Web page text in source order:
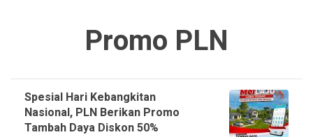
Promo PLN
Spesial Hari Kebangkitan
Nasional, PLN Berikan Promo
Tambah Daya Diskon 50%